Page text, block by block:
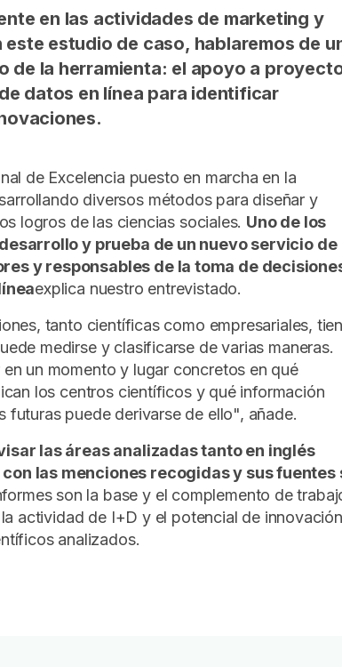
en las actividades de marketing y
este estudio de caso, hablaremos de
de la herramienta: el apoyo a
datos en línea para identificar
de Excelencia puesto en marcha en la
diversos métodos para diseñar y
logros de las ciencias sociales. Uno de los
y prueba de un nuevo servicio de
y responsables de la toma de
explica nuestro entrevistado.
tanto científicas como empresariales,
medirse y clasificarse de varias maneras.
un momento y lugar concretos en qué
los centros científicos y qué información
futuras puede derivarse de ello", añade.
las áreas analizadas tanto en inglés
las menciones recogidas y sus fuentes
son la base y el complemento de
actividad de I+D y el potencial de innovación
analizados.